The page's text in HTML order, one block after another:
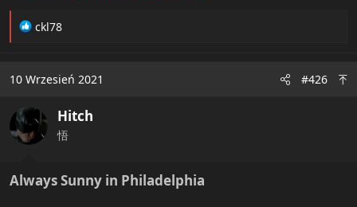
R
t
o
s
ckl78
10 Wrzesień 2021 #426
Hitch
悟
Always Sunny in Philadelphia